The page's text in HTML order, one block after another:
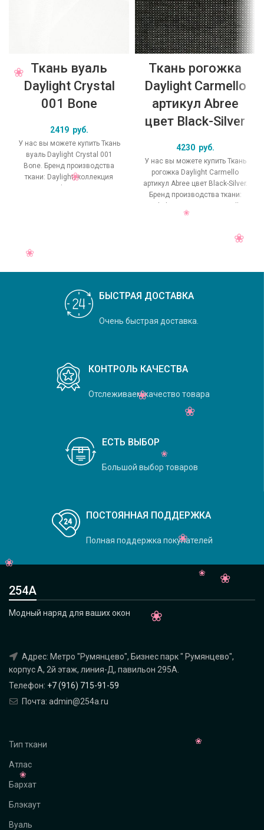
Ткань вуаль
Daylight Crystal
001 Bone
2419 руб.
У нас вы можете купить Ткань
вуаль Daylight Crystal 001
Bone. Бренд производства
ткани: Daylight, коллекция
Crystal, основной
Ткань рогожка
Daylight Carmello
артикул Abree
цвет Black-Silver
4230 руб.
У нас вы можете купить Ткань
рогожка Daylight Carmello
артикул Abree цвет Black-Silver.
Бренд производства ткани:
Daylight, коллекция Carmello,
основной
БЫСТРАЯ ДОСТАВКА
Очень быстрая доставка.
КОНТРОЛЬ КАЧЕСТВА
Отслеживаем качество товара
ЕСТЬ ВЫБОР
Большой выбор товаров
ПОСТОЯННАЯ ПОДДЕРЖКА
Полная поддержка покупателей
254А
Модный наряд для ваших окон
Адрес: Метро "Румянцево", Бизнес парк " Румянцево",
корпус А, 2й этаж, линия-Д, павильон 295A.
Телефон: +7 (916) 715-91-59
Почта: admin@254a.ru
Тип ткани
Атлас
Бархат
Блэкаут
Вуаль